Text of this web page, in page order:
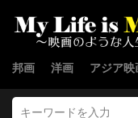
邦画 洋画 アジア映
クリストフ・
クリスピン・グ
クリス・ウィリ